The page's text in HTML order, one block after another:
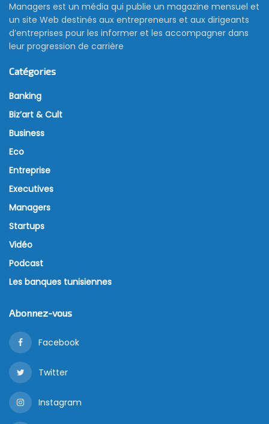
Managers est un média qui publie un magazine mensuel et
un site Web destinés aux entrepreneurs et aux dirigeants
d’entreprises pour les informer et les accompagner dans
leur progression de carrière
Catégories
Banking
Biz’art & Cult
Business
Eco
Entreprise
Executives
Managers
Startups
Vidéo
Podcast
Les banques tunisiennes
Abonnez-vous
Facebook
Twitter
Instagram